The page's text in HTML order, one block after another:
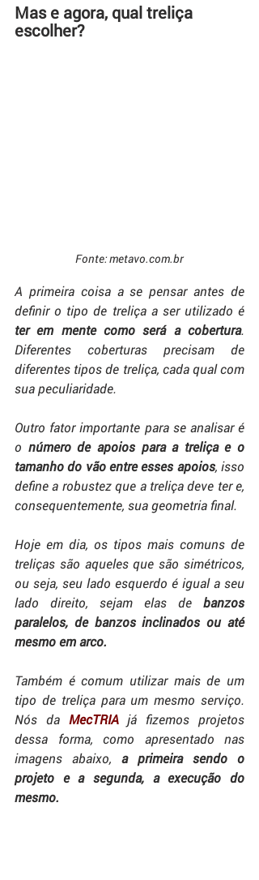
Mas e agora, qual treliça
escolher?
Fonte: metavo.com.br
A primeira coisa a se pensar antes de
ter em mente como será a cobertura.
Diferentes coberturas precisam de
diferentes tipos de treliça, cada qual com
sua peculiaridade.
Outro fator importante para se analisar é
o número de apoios para a treliça e o
tamanho do vão entre esses apoios, isso
define a robustez que a treliça deve ter e,
consequentemente, sua geometria final.
Hoje em dia, os tipos mais comuns de
treliças são aqueles que são simétricos,
ou seja, seu lado esquerdo é igual a seu
lado direito, sejam elas de banzos
paralelos, de banzos inclinados ou até
mesmo em arco.
Também é comum utilizar mais de um
tipo de treliça para um mesmo serviço.
Nós da MecTRIA já fizemos projetos
dessa forma, como apresentado nas
imagens abaixo, a primeira sendo o
projeto e a segunda, a execução do
mesmo.